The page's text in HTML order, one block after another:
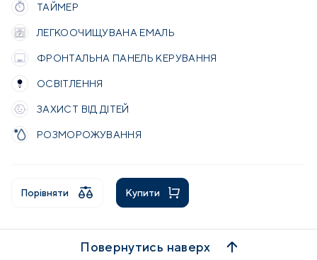
ТАЙМЕР
ЛЕГКООЧИЩУВАНА ЕМАЛЬ
ФРОНТАЛЬНА ПАНЕЛЬ КЕРУВАННЯ
ОСВІТЛЕННЯ
ЗАХИСТ ВІД ДІТЕЙ
РОЗМОРОЖУВАННЯ
Порівняти Купити
Повернутись наверх